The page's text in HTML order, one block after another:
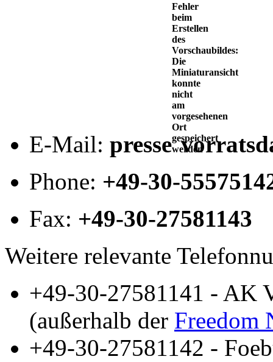
E-Mail: presse
Fehler
beim
Erstellen
des
Vorschaubildes:
Die
Miniaturansicht
konnte
nicht
am
vorgesehenen
Ort
gespeichert
werden
Phone: +49-30-
Fax: +49-30-27581143
Weitere relevante
+49-30-27581141 - AK
(außerhalb der Freedom
+49-30-27581142 -